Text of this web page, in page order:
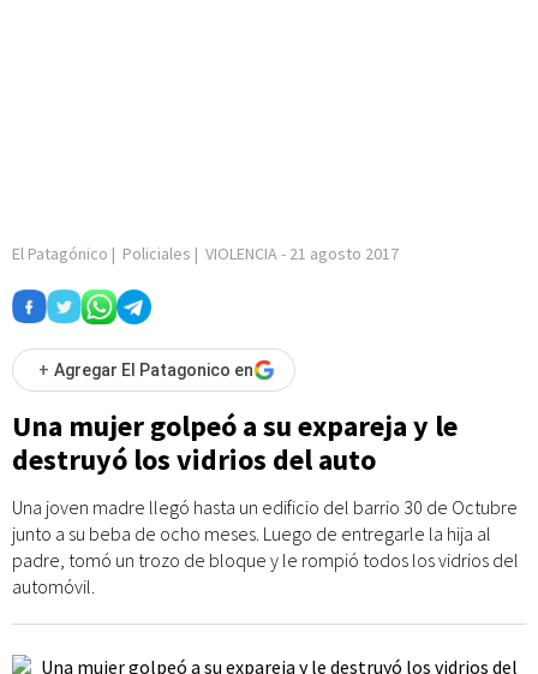
El Patagónico | Policiales | VIOLENCIA- 21 agosto 2017
+ Agregar El Patagonico en
Una mujer golpeó a su expareja y le
destruyó los vidrios del auto
Una joven madre llegó hasta un edificio del barrio 30 de Octubre
junto a su beba de ocho meses. Luego de entregarle la hija al
padre, tomó un trozo de bloque y le rompió todos los vidrios del
automóvil.